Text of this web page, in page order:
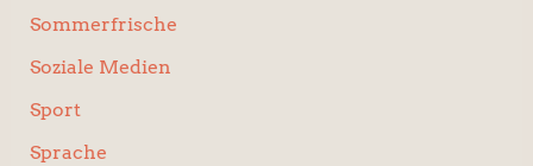
Sommerfrische
Soziale Medien
Sport
Sprache